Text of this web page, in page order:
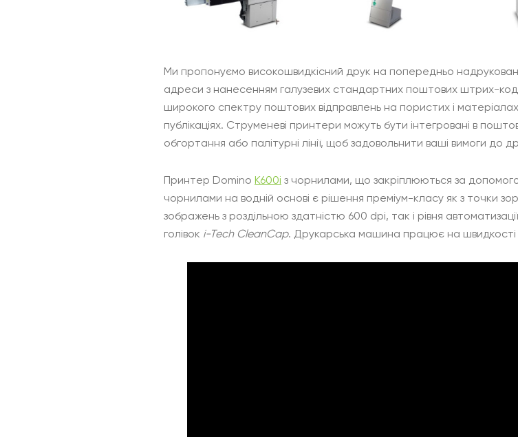
Ми пропонуємо високошвидкісний друк на попередньо
адреси з нанесенням галузевих стандартних поштових штрих-
широкого спектру поштових відправлень на пористих і матеріалах
публікаціях. Струменеві принтери можуть бути інтегровані в
обгортання або палітурні лінії, щоб задовольнити ваші вимоги до
Принтер Domino K600i з чорнилами, що закріплюються за
чорнилами на водній основі є рішення преміум-класу як з точки
зображень з роздільною здатністю 600 dpi, так і рівня
голівок i-Tech CleanCap. Друкарська машина працює на